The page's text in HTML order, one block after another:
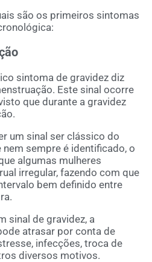
são os primeiros sintomas
sintoma de gravidez diz
Este sinal ocorre
que durante a gravidez
um sinal ser clássico do
sempre é identificado, o
algumas mulheres
irregular, fazendo com que
bem definido entre
sinal de gravidez, a
atrasar por conta de
infecções, troca de
diversos motivos.